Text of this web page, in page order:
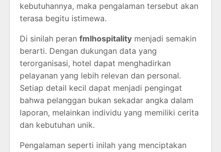
kebutuhannya, maka pengalaman tersebut akan
terasa begitu istimewa.
Di sinilah peran fmlhospitality menjadi semakin
berarti. Dengan dukungan data yang
terorganisasi, hotel dapat menghadirkan
pelayanan yang lebih relevan dan personal.
Setiap detail kecil dapat menjadi pengingat
bahwa pelanggan bukan sekadar angka dalam
laporan, melainkan individu yang memiliki cerita
dan kebutuhan unik.
Pengalaman seperti inilah yang menciptakan